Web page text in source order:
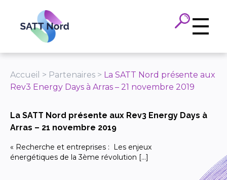
Accueil > Partenaires > La SATT Nord présente aux
Rev3 Energy Days à Arras – 21 novembre 2019
La SATT Nord présente aux Rev3 Energy Days à
Arras – 21 novembre 2019
« Recherche et entreprises : Les enjeux
énergétiques de la 3ème révolution […]